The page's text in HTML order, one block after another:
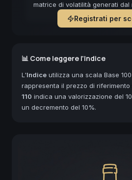
matrice di volatilità generati dal
Registrati per
📊 Come leggere l'Indice
L'Indice utilizza una scala Base
rappresenta il prezzo di riferimento
110 indica una valorizzazione del
un decremento del 10%.